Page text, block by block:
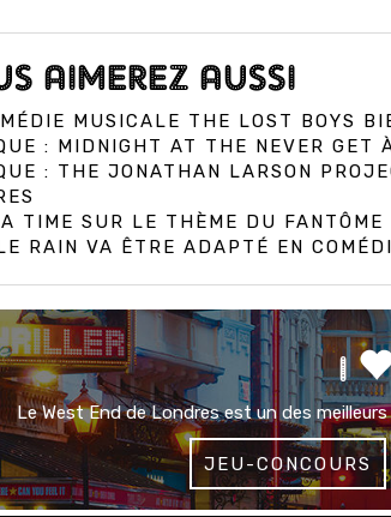
AIMEREZ AUSSI
MUSICALE THE LOST BOYS
: MIDNIGHT AT THE NEVER GET
: THE JONATHAN LARSON
TIME SUR LE THÈME DU FANTÔME
RAIN VA ÊTRE ADAPTÉ EN
I
Le West End de Londres est un des
JEU-CONCOURS